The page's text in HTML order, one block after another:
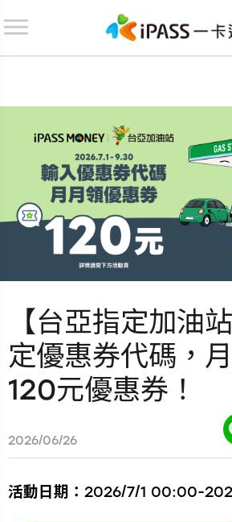
【台亞指定加油
定優惠券代碼，
120元優惠券！
2026/06/26
活動日期： 2026/7/1 00:00-